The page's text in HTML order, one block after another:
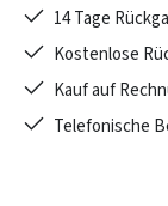
14 Tage
Kostenlose
Kauf auf
Telefonische